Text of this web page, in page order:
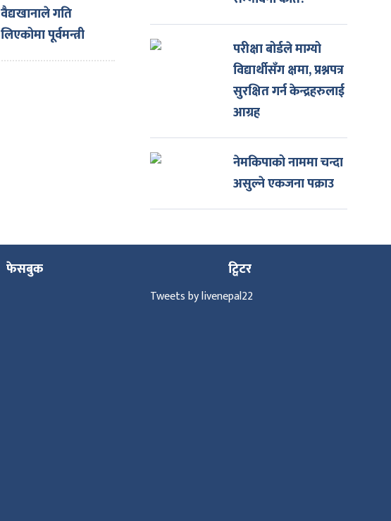
वैद्यखानाले गति
लिएकोमा पूर्वमन्त्री
पौडेलबाट खुसी
परीक्षा बोर्डले माग्यो
विद्यार्थीसँग क्षमा, प्रश्नपत्र
सुरक्षित गर्न केन्द्रहरुलाई
आग्रह
नेमकिपाको नाममा चन्दा
असुल्ने एकजना पक्राउ
फेसबुक ट्विटर
Tweets by livenepal22